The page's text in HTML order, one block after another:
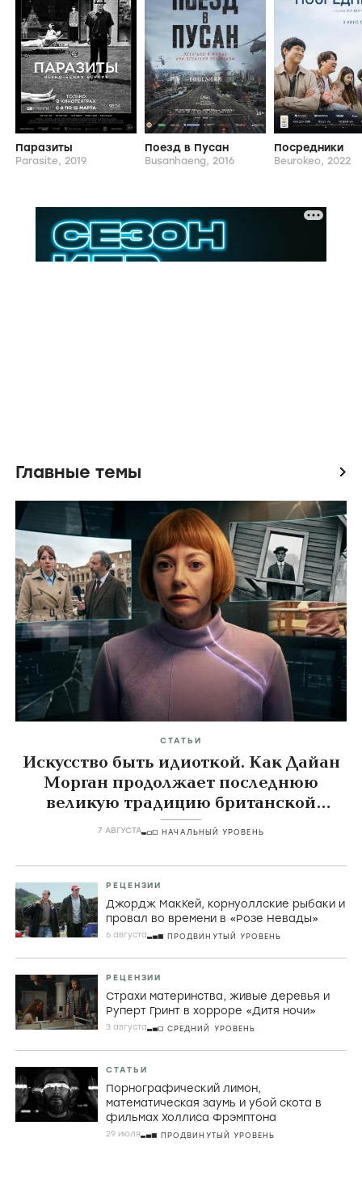
Паразиты
Parasite, 2019
Поезд в Пусан
Busanhaeng, 2016
Посредники
Beurokeo, 2022
Главные темы icon
СТАТЬИ
Искусство быть идиоткой. Как Дайан
Морган продолжает последнюю
великую традицию британской
комедии
7 АВГУСТА НАЧАЛЬНЫЙ УРОВЕНЬ
РЕЦЕНЗИИ
Джордж МакКей, корнуоллские рыбаки и
провал во времени в «Розе Невады»
6 августа ПРОДВИНУТЫЙ УРОВЕНЬ
РЕЦЕНЗИИ
Страхи материнства, живые деревья и
Руперт Гринт в хорроре «Дитя ночи»
3 августа СРЕДНИЙ УРОВЕНЬ
СТАТЬИ
Порнографический лимон,
математическая заумь и убой скота в
фильмах Холлиса Фрэмптона
29 июля ПРОДВИНУТЫЙ УРОВЕНЬ